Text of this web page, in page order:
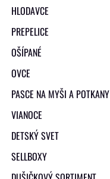
HLODAVCE
PREPELICE
OŠÍPANÉ
OVCE
PASCE NA MYŠI A POTKANY
VIANOCE
DETSKÝ SVET
SELLBOXY